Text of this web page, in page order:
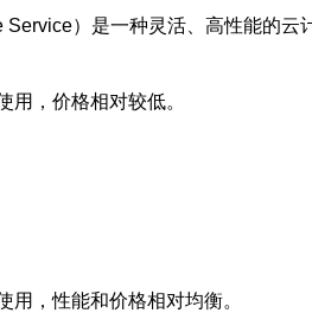
）是一种灵活、高性能的
用，价格相对较低。
，性能和价格相对均衡。